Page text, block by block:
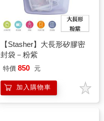
【Stasher】大長形矽膠密
封袋－粉紫
特價 850 元
加入購物車